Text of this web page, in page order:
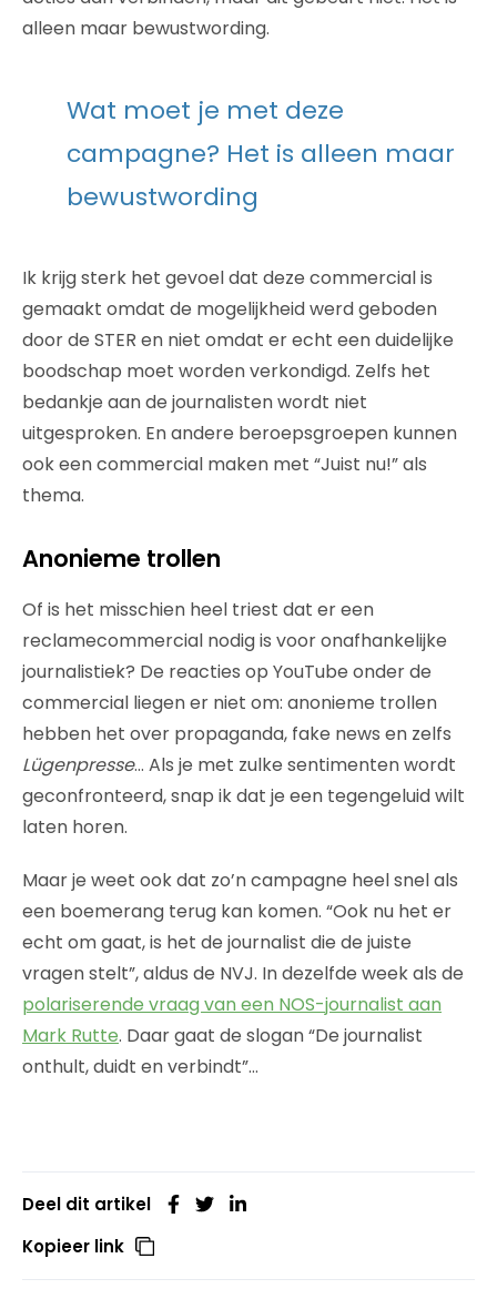
alleen maar bewustwording.
Wat moet je met deze
campagne? Het is alleen maar
bewustwording
Ik krijg sterk het gevoel dat deze commercial is
gemaakt omdat de mogelijkheid werd geboden
door de STER en niet omdat er echt een duidelijke
boodschap moet worden verkondigd. Zelfs het
bedankje aan de journalisten wordt niet
uitgesproken. En andere beroepsgroepen kunnen
ook een commercial maken met “Juist nu!” als
thema.
Anonieme trollen
Of is het misschien heel triest dat er een
reclamecommercial nodig is voor onafhankelijke
journalistiek? De reacties op YouTube onder de
commercial liegen er niet om: anonieme trollen
hebben het over propaganda, fake news en zelfs
Lügenpresse… Als je met zulke sentimenten wordt
geconfronteerd, snap ik dat je een tegengeluid wilt
laten horen.
Maar je weet ook dat zo’n campagne heel snel als
een boemerang terug kan komen. “Ook nu het er
echt om gaat, is het de journalist die de juiste
vragen stelt”, aldus de NVJ. In dezelfde week als de
polariserende vraag van een NOS-journalist aan
Mark Rutte. Daar gaat de slogan “De journalist
onthult, duidt en verbindt”…
Deel dit artikel
Kopieer link